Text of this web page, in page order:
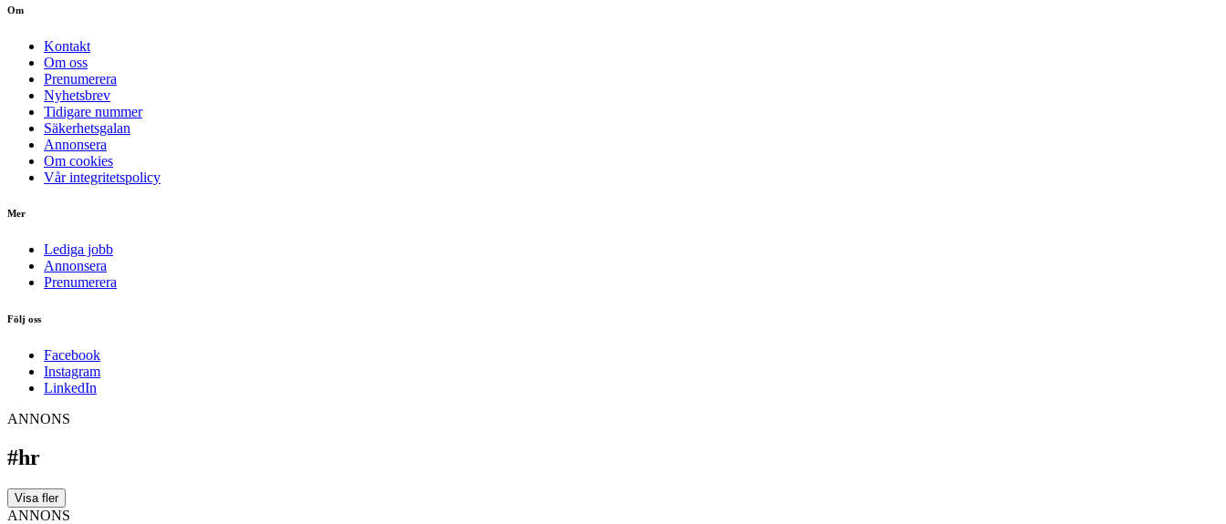
Om
Kontakt
Om oss
Prenumerera
Nyhetsbrev
Tidigare nummer
Säkerhetsgalan
Annonsera
Om cookies
Vår integritetspolicy
Mer
Lediga jobb
Annonsera
Prenumerera
Följ oss
Facebook
Instagram
LinkedIn
ANNONS
#hr
Visa fler
ANNONS